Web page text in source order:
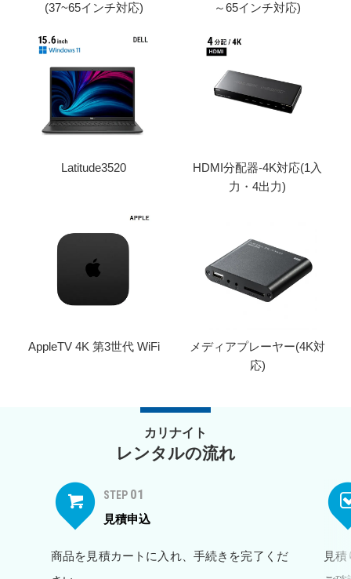
(37~65インチ対応)
～65インチ対応)
Latitude3520
HDMI分配器-4K対応(1入
力・4出力)
AppleTV 4K 第3世代 WiFi
メディアプレーヤー(4K対
応)
カリナイト
レンタルの流れ
STEP 01
見積申込
商品を見積カートに入れ、手続きを完了くだ
見